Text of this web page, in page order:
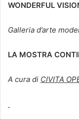
WONDERFUL
Galleria d’arte
LA MOSTRA
A cura di CIVITA